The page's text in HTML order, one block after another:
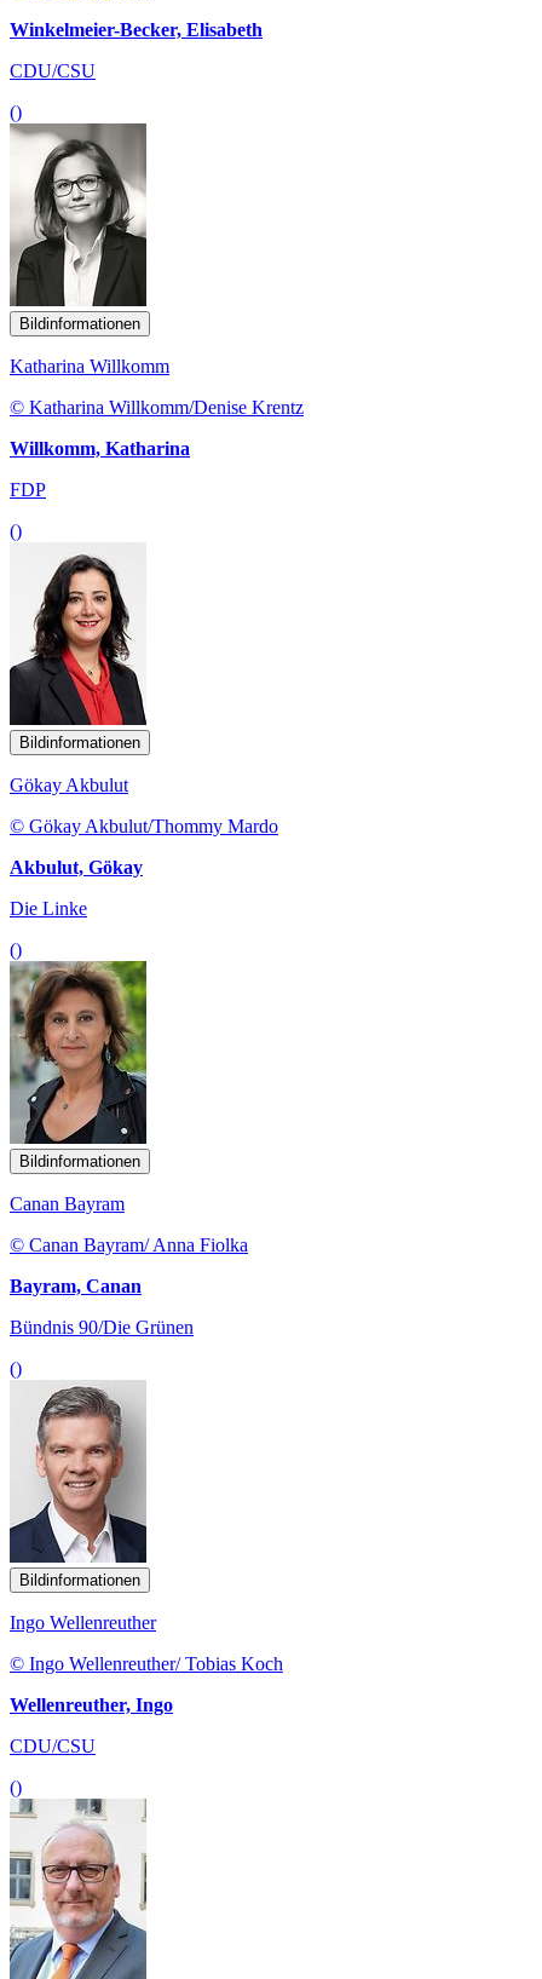
Winkelmeier-Becker, Elisabeth
CDU/CSU
()
Bildinformationen
Katharina Willkomm
© Katharina Willkomm/Denise Krentz
Willkomm, Katharina
FDP
()
Bildinformationen
Gökay Akbulut
© Gökay Akbulut/Thommy Mardo
Akbulut, Gökay
Die Linke
()
Bildinformationen
Canan Bayram
© Canan Bayram/ Anna Fiolka
Bayram, Canan
Bündnis 90/Die Grünen
()
Bildinformationen
Ingo Wellenreuther
© Ingo Wellenreuther/ Tobias Koch
Wellenreuther, Ingo
CDU/CSU
()